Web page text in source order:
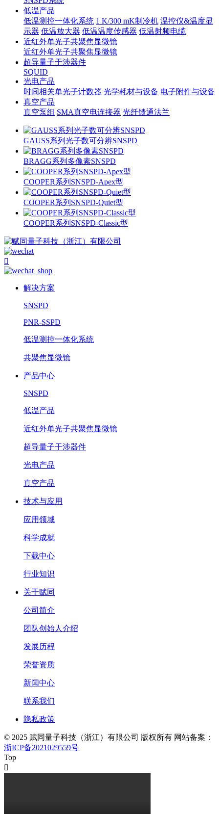
低温产品
低温测控一体化系统 1 K/300 mK制冷机 温控仪&温度显
示器 低温放大器 低温温度传感器 低温射频电缆
近红外单光子共聚焦显微镜
近红外单光子共聚焦显微镜
超导量子干涉器件
SQUID
光电产品
时间相关单光子计数器 光学耗材与设备 电子附件与设备
真空产品
真空泵组 SMA真空电连接器 光纤馈通法兰
GAUSS系列光子数可分辨SNSPD
BRAGG系列多像素SNSPD
COOPER系列SNSPD-Apex型
COOPER系列SNSPD-Quiet型
COOPER系列SNSPD-Classic型

解决方案
SNSPD
PNR-SSPD
低温测控一体化系统
共聚焦显微镜
产品中心
SNSPD
低温产品
近红外单光子共聚焦显微镜
超导量子干涉器件
光电产品
真空产品
技术与应用
应用领域
科学成就
下载中心
行业知识
关于赋同
公司简介
团队创始人介绍
发展历程
荣誉资质
新闻中心
联系我们
隐私政策
© 2025 赋同量子科技（浙江）有限公司 版权所有 网站备案：
浙ICP备2021029559号
Top
